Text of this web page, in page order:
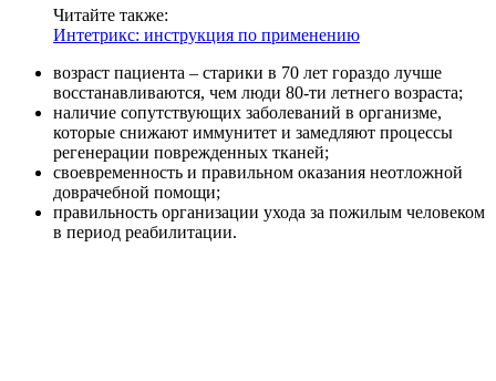
Читайте также:
Интетрикс: инструкция по применению
возраст пациента – старики в 70 лет гораздо лучше
восстанавливаются, чем люди 80-ти летнего возраста;
наличие сопутствующих заболеваний в организме,
которые снижают иммунитет и замедляют процессы
регенерации поврежденных тканей;
своевременность и правильном оказания неотложной
доврачебной помощи;
правильность организации ухода за пожилым человеком
в период реабилитации.